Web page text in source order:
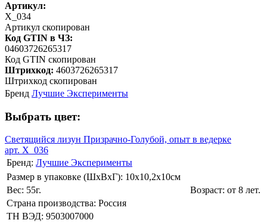
Артикул:
X_034
Артикул скопирован
Код GTIN в ЧЗ:
04603726265317
Код GTIN скопирован
Штрихкод: 4603726265317
Штрихкод скопирован
Бренд Лучшие Эксперименты
Выбрать цвет:
Светящийся лизун Призрачно-Голубой, опыт в ведерке
арт. X_036
Бренд: Лучшие Эксперименты
Размер в упаковке (ШхВxГ): 10х10,2х10cм
Вес: 55г.
Возраст: от 8 лет.
Страна производства: Россия
ТН ВЭД: 9503007000